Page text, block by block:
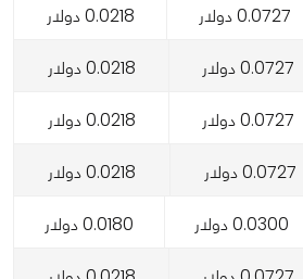
0.0727 دولار 0.0218 دولار
0.0727 دولار 0.0218 دولار
0.0727 دولار 0.0218 دولار
0.0727 دولار 0.0218 دولار
0.0300 دولار 0.0180 دولار